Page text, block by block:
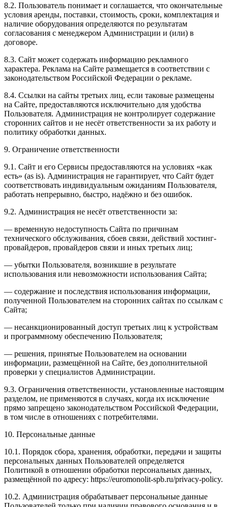
8.2. Пользователь понимает и соглашается, что окончательные
условия аренды, поставки, стоимость, сроки, комплектация и
наличие оборудования определяются по результатам
согласования с менеджером Администрации и (или) в
договоре.
8.3. Сайт может содержать информацию рекламного
характера. Реклама на Сайте размещается в соответствии с
законодательством Российской Федерации о рекламе.
8.4. Ссылки на сайты третьих лиц, если таковые размещены
на Сайте, предоставляются исключительно для удобства
Пользователя. Администрация не контролирует содержание
сторонних сайтов и не несёт ответственности за их работу и
политику обработки данных.
9. Ограничение ответственности
9.1. Сайт и его Сервисы предоставляются на условиях «как
есть» (as is). Администрация не гарантирует, что Сайт будет
соответствовать индивидуальным ожиданиям Пользователя,
работать непрерывно, быстро, надёжно и без ошибок.
9.2. Администрация не несёт ответственности за:
— временную недоступность Сайта по причинам
технического обслуживания, сбоев связи, действий хостинг-
провайдеров, провайдеров связи и иных третьих лиц;
— убытки Пользователя, возникшие в результате
использования или невозможности использования Сайта;
— содержание и последствия использования информации,
полученной Пользователем на сторонних сайтах по ссылкам с
Сайта;
— несанкционированный доступ третьих лиц к устройствам
и программному обеспечению Пользователя;
— решения, принятые Пользователем на основании
информации, размещённой на Сайте, без дополнительной
проверки у специалистов Администрации.
9.3. Ограничения ответственности, установленные настоящим
разделом, не применяются в случаях, когда их исключение
прямо запрещено законодательством Российской Федерации,
в том числе в отношениях с потребителями.
10. Персональные данные
10.1. Порядок сбора, хранения, обработки, передачи и защиты
персональных данных Пользователей определяется
Политикой в отношении обработки персональных данных,
размещённой по адресу: https://euromonolit-spb.ru/privacy-policy.
10.2. Администрация обрабатывает персональные данные